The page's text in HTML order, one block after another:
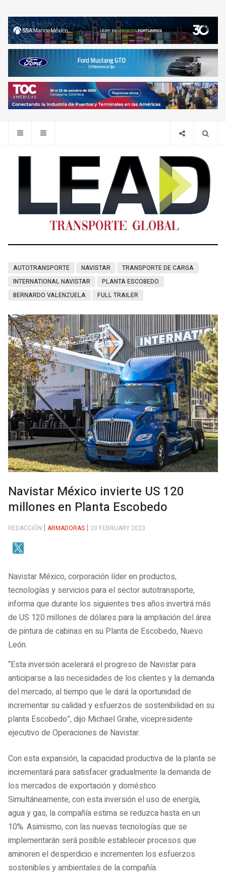
AUTOTRANSPORTE NAVISTAR
TRANSPORTE DE CARGA
INTERNATIONAL NAVISTAR
PLANTA ESCOBEDO
BERNARDO VALENZUELA
FULL TRAILER
Navistar México invierte US 120
millones en Planta Escobedo
REDACCIÓN ARMADORAS 20 FEBRUARY 2023
Navistar México, corporación líder en productos,
tecnologías y servicios para el sector autotransporte,
informa que durante los siguientes tres años invertirá más
de US 120 millones de dólares para la ampliación del área
de pintura de cabinas en su Planta de Escobedo, Nuevo
León.
“Esta inversión acelerará el progreso de Navistar para
anticiparse a las necesidades de los clientes y la demanda
del mercado, al tiempo que le dará la oportunidad de
incrementar su calidad y esfuerzos de sostenibilidad en su
planta Escobedo”, dijo Michael Grahe, vicepresidente
ejecutivo de Operaciones de Navistar.
Con esta expansión, la capacidad productiva de la planta se
incrementará para satisfacer gradualmente la demanda de
los mercados de exportación y doméstico.
Simultáneamente, con esta inversión el uso de energía,
agua y gas, la compañía estima se reduzca hasta en un
10%. Asimismo, con las nuevas tecnologías que se
implementarán será posible establecer procesos que
aminoren el desperdicio e incrementen los esfuerzos
sostenibles y ambientales de la compañía.